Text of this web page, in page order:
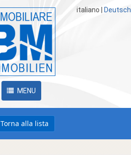
italiano Deutsch
MENU
Torna alla lista